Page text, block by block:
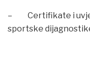
– Certifikate i
sportske